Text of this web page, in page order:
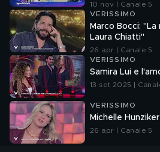
10 nov | Canale 5
VERISSIMO
Marco Bocci:
Laura Chiatti"
26 apr | Canale 5
VERISSIMO
Samira Lui e
13 set 2025 |
VERISSIMO
Michelle
26 apr | Canale 5